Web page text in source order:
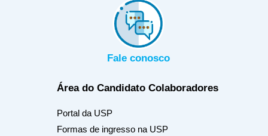
Fale conosco
Área do Candidato Colaboradores
Portal da USP
Formas de ingresso na USP